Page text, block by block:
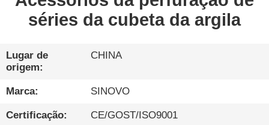
SHOW
DE
RV
Reserved.
séries da cubeta da argila
Lugar de
origem:
CHINA
Marca: SINOVO
Certificação: CE/GOST/ISO9001